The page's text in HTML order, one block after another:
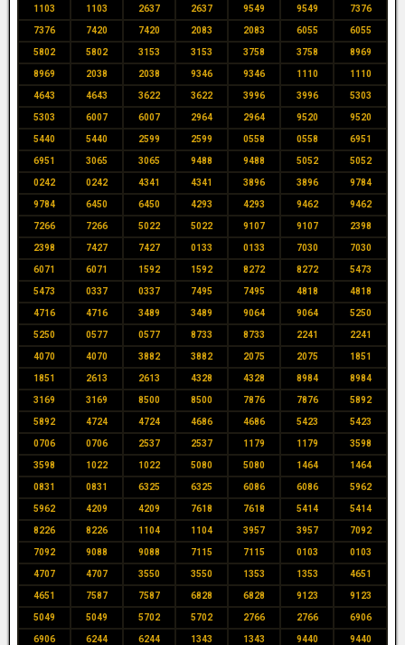
1103 1103 2637 2637 9549 9549 7376
7376 7420 7420 2083 2083 6055 6055
5802 5802 3153 3153 3758 3758 8969
8969 2038 2038 9346 9346 1110 1110
4643 4643 3622 3622 3996 3996 5303
5303 6007 6007 2964 2964 9520 9520
5440 5440 2599 2599 0558 0558 6951
6951 3065 3065 9488 9488 5052 5052
0242 0242 4341 4341 3896 3896 9784
9784 6450 6450 4293 4293 9462 9462
7266 7266 5022 5022 9107 9107 2398
2398 7427 7427 0133 0133 7030 7030
6071 6071 1592 1592 8272 8272 5473
5473 0337 0337 7495 7495 4818 4818
4716 4716 3489 3489 9064 9064 5250
5250 0577 0577 8733 8733 2241 2241
4070 4070 3882 3882 2075 2075 1851
1851 2613 2613 4328 4328 8984 8984
3169 3169 8500 8500 7876 7876 5892
5892 4724 4724 4686 4686 5423 5423
0706 0706 2537 2537 1179 1179 3598
3598 1022 1022 5080 5080 1464 1464
0831 0831 6325 6325 6086 6086 5962
5962 4209 4209 7618 7618 5414 5414
8226 8226 1104 1104 3957 3957 7092
7092 9088 9088 7115 7115 0103 0103
4707 4707 3550 3550 1353 1353 4651
4651 7587 7587 6828 6828 9123 9123
5049 5049 5702 5702 2766 2766 6906
6906 6244 6244 1343 1343 9440 9440